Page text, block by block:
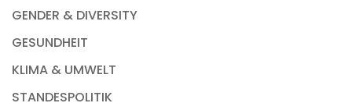
GENDER & DIVERSITY
GESUNDHEIT
KLIMA & UMWELT
STANDESPOLITIK